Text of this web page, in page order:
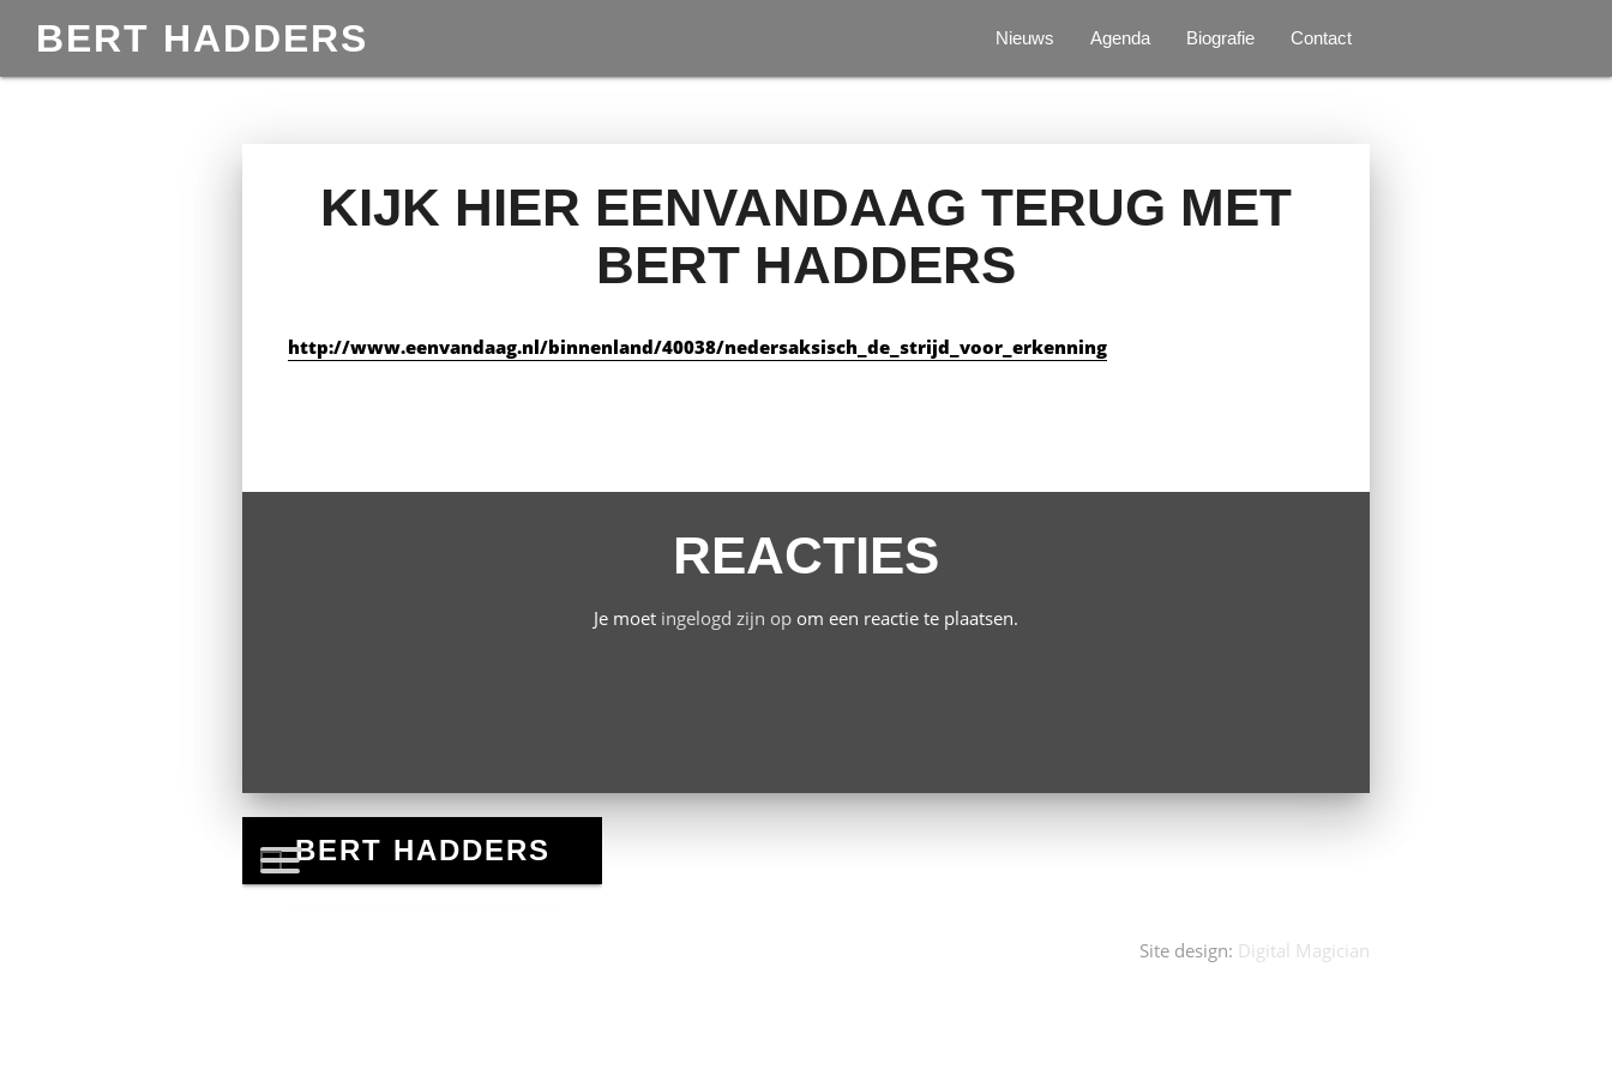
BERT HADDERS Nieuws Agenda Biografie Contact
KIJK HIER EENVANDAAG TERUG MET
BERT HADDERS
http://www.eenvandaag.nl/binnenland/40038/nedersaksisch_de_strijd_voor_erkenning
REACTIES
Je moet ingelogd zijn opom een reactie te plaatsen.
Site design: Digital Magician